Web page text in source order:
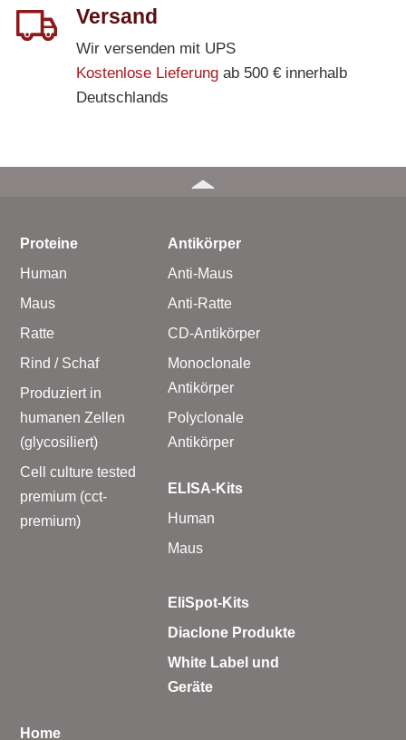
Versand
Wir versenden mit UPS
Kostenlose Lieferungab 500 € innerhalb
Deutschlands
Proteine
Human
Maus
Ratte
Rind / Schaf
Produziert in
humanen Zellen
(glycosiliert)
Cell culture tested
premium (cct-
premium)
Antikörper
Anti-Maus
Anti-Ratte
CD-Antikörper
Monoclonale
Antikörper
Polyclonale
Antikörper
ELISA-Kits
Human
Maus
EliSpot-Kits
Diaclone Produkte
White Label und
Geräte
Home